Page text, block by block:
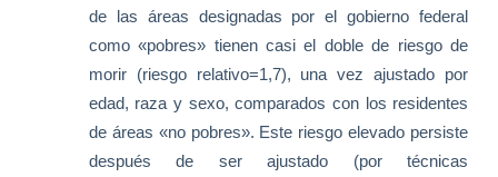
de las áreas designadas por el gobierno federal
como «pobres» tienen casi el doble de riesgo de
morir (riesgo relativo=1,7), una vez ajustado por
edad, raza y sexo, comparados con los residentes
de áreas «no pobres». Este riesgo elevado persiste
después de ser ajustado (por técnicas